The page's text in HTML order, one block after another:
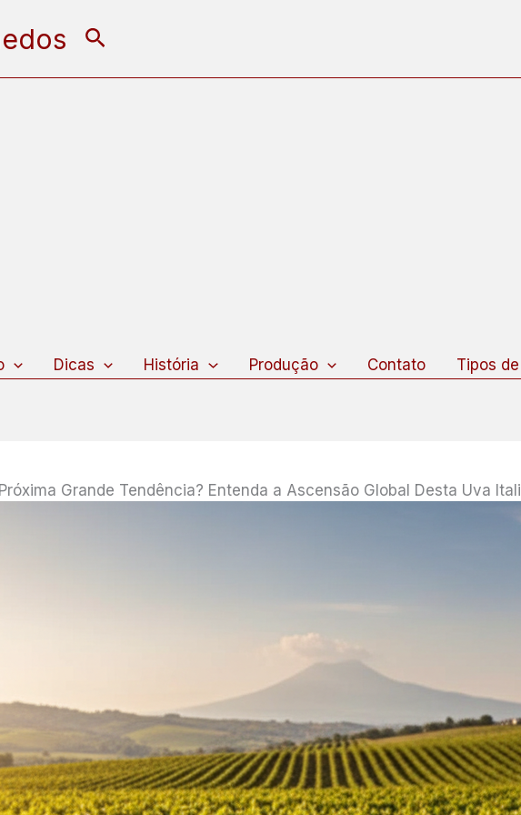
Pesquisar
Dicas História Produção Contato Tipos
Grande Tendência? Entenda a Ascensão Global Desta Uva